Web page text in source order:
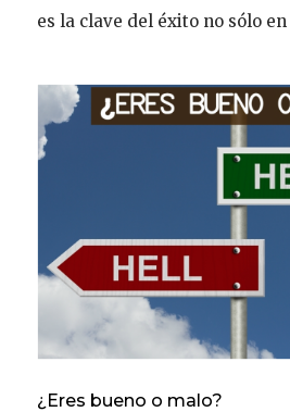
es la clave del éxito no sólo
¿Eres bueno o malo?